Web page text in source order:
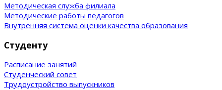
Методическая служба филиала
Методические работы педагогов
Внутренняя система оценки качества образования
Студенту
Расписание занятий
Студенческий совет
Трудоустройство выпускников